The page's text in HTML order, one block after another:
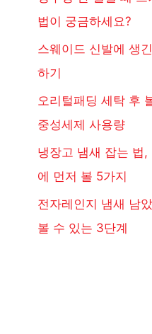
법이 궁금하세요?
스웨이드 신발에 생
하기
오리털패딩 세탁 후
중성세제 사용량
냉장고 냄새 잡는 법,
에 먼저 볼 5가지
전자레인지 냄새 남
볼 수 있는 3단계